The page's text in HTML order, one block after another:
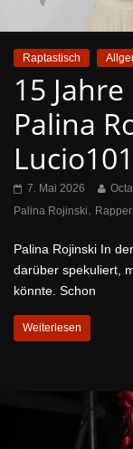
Raptastisch
15
Palina
7. Mai 2026
Palina Rojinski, Rapper
Palina Rojinski In
darüber spekuliert,
könnte. Schon
Weiterlesen